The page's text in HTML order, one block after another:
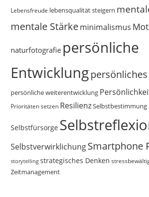
Lebensfreude lebensqualität steigern
mentale Stärkeminimalismus
naturfotografie persönliche
Entwicklung
persönliche weiterentwicklung
Prioritäten setzen ResilienzSelbstbestimmung
Selbstfürsorge
SelbstverwirklichungSmartphone
storytelling strategisches Denken
Zeitmanagement